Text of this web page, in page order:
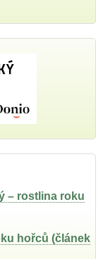
– rostlina roku
hořců (článek